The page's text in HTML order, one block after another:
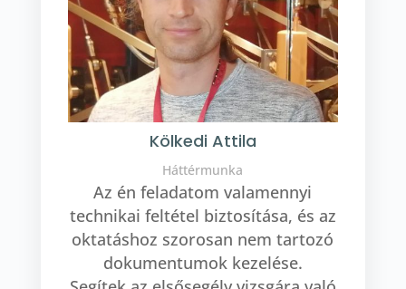
Kölkedi Attila
Háttérmunka
Az én feladatom valamennyi
technikai feltétel biztosítása, és az
oktatáshoz szorosan nem tartozó
dokumentumok kezelése.